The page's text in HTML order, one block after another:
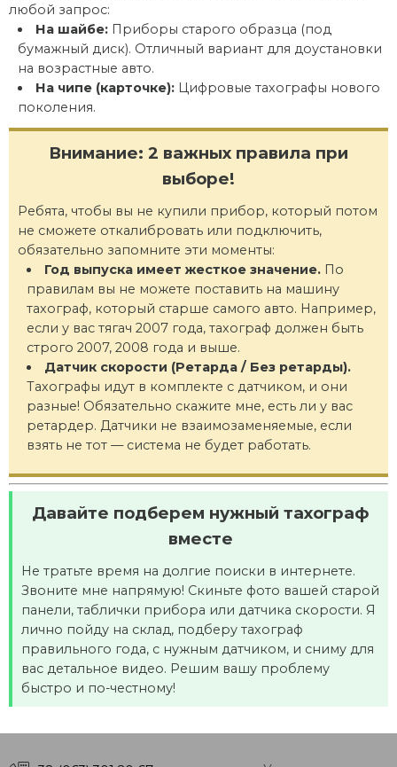
любой запрос:
На шайбе: Приборы старого образца (под
бумажный диск). Отличный вариант для доустановки
на возрастные авто.
На чипе (карточке): Цифровые тахографы нового
поколения.
Внимание: 2 важных правила при
выборе!
Ребята, чтобы вы не купили прибор, который потом
не сможете откалибровать или подключить,
обязательно запомните эти моменты:
Год выпуска имеет жесткое значение. По
правилам вы не можете поставить на машину
тахограф, который старше самого авто. Например,
если у вас тягач 2007 года, тахограф должен быть
строго 2007, 2008 года и выше.
Датчик скорости (Ретарда / Без ретарды).
Тахографы идут в комплекте с датчиком, и они
разные! Обязательно скажите мне, есть ли у вас
ретардер. Датчики не взаимозаменяемые, если
взять не тот — система не будет работать.
Давайте подберем нужный тахограф
вместе
Не тратьте время на долгие поиски в интернете.
Звоните мне напрямую! Скиньте фото вашей старой
панели, таблички прибора или датчика скорости. Я
лично пойду на склад, подберу тахограф
правильного года, с нужным датчиком, и сниму для
вас детальное видео. Решим вашу проблему
быстро и по-честному!